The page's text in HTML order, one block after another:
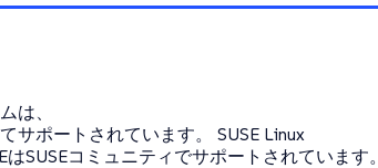
は、
サポートされています。 SUSE Linux
SUSEコミュニティでサポートされています。